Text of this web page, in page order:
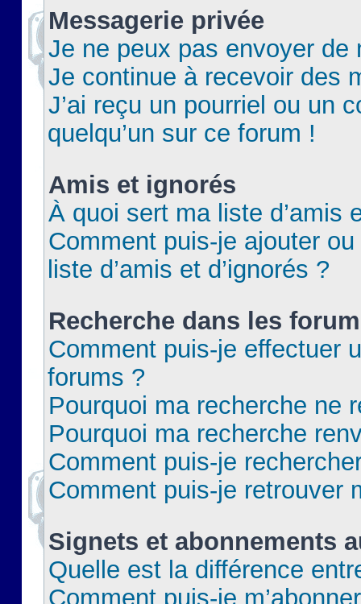
Messagerie privée
Je ne peux pas envoyer de
Je continue à recevoir des
J’ai reçu un pourriel ou un
quelqu’un sur ce forum !
Amis et ignorés
À quoi sert ma liste d’amis
Comment puis-je ajouter
liste d’amis et d’ignorés ?
Recherche dans les
Comment puis-je effectuer
forums ?
Pourquoi ma recherche ne
Pourquoi ma recherche
Comment puis-je
Comment puis-je retrouver
Signets et abonnements
Quelle est la différence
Comment puis-je